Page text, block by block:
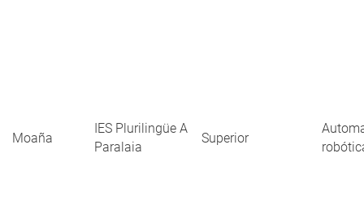
Moaña
IES Plurilingüe A
Paralaia
Superior